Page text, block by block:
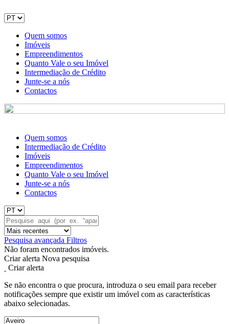
Quem somos
Imóveis
Empreendimentos
Quanto Vale o seu Imóvel
Intermediação de Crédito
Junte-se a nós
Contactos
Quem somos
Intermediação de Crédito
Imóveis
Empreendimentos
Quanto Vale o seu Imóvel
Junte-se a nós
Contactos
Pesquisa avançada Filtros
Não foram encontrados imóveis.
Criar alerta Nova pesquisa
Criar alerta
Se não encontra o que procura, introduza o seu email para receber
notificações sempre que existir um imóvel com as características
abaixo selecionadas.